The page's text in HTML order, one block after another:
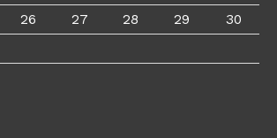
26 27 28 29
30